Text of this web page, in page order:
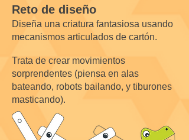
Reto de diseño
Diseña una criatura fantasiosa usando
mecanismos articulados de cartón.
Trata de crear movimientos
sorprendentes (piensa en alas
bateando, robots bailando, y tiburones
masticando).